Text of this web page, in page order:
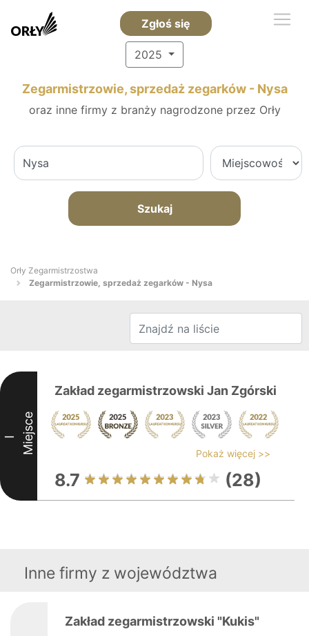
Zgłoś się
2025
Zegarmistrzowie, sprzedaż zegarków - Nysa
oraz inne firmy z branży nagrodzone przez Orły
Szukaj
Orły Zegarmistrzostwa
Zegarmistrzowie, sprzedaż zegarków - Nysa
I Miejsce
Zakład zegarmistrzowski Jan Zgórski
Pokaż więcej >>
8.7 (28)
Inne firmy z województwa
Zakład zegarmistrzowski "Kukis"